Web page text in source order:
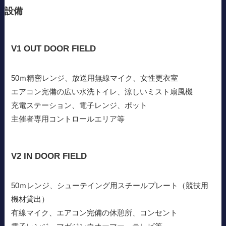
設備
V1 OUT DOOR FIELD
50ｍ精密レンジ、放送用無線マイク、女性更衣室
エアコン完備の広い水洗トイレ、涼しいミスト扇風機
充電ステーション、電子レンジ、ポット
主催者専用コントロールエリア等
V2 IN DOOR FIELD
50ｍレンジ、シューテイング用スチールプレート（競技用
機材貸出）
有線マイク、エアコン完備の休憩所、コンセント